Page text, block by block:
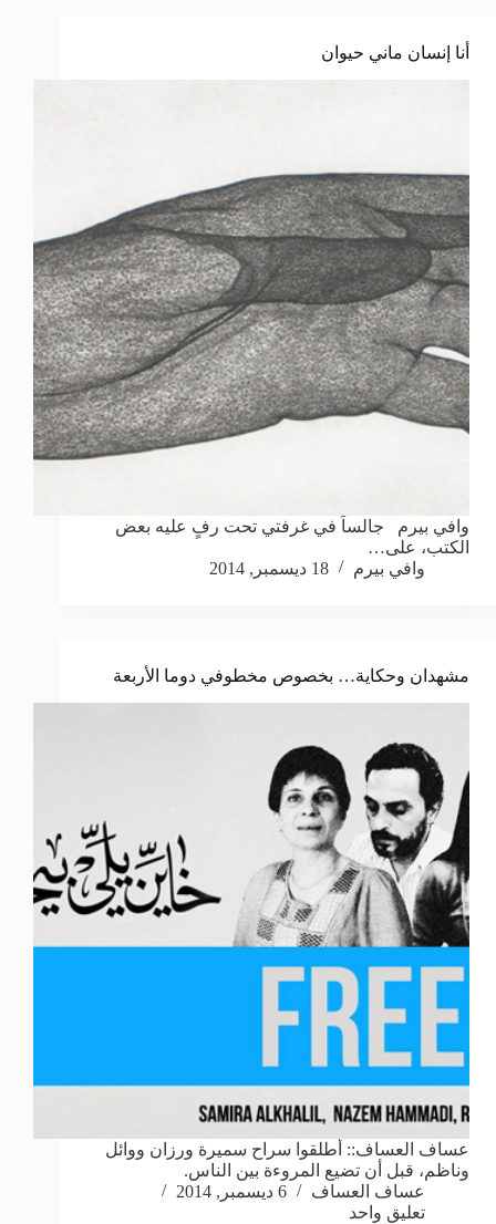
أنا إنسان ماني حيوان
وافي بيرم جالساً في غرفتي تحت رفٍ عليه بعض
الكتب، على…
وافي بيرم
18 ديسمبر, 2014
مشهدان وحكاية… بخصوص مخطوفي دوما الأربعة
عساف العساف:: أطلقوا سراح سميرة ورزان ووائل
وناظم، قبل أن تضيع المروءة بين الناس.
عساف العساف
6 ديسمبر, 2014
تعليق واحد